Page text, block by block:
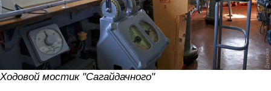
Ходовой мостик "Сагайдачного"